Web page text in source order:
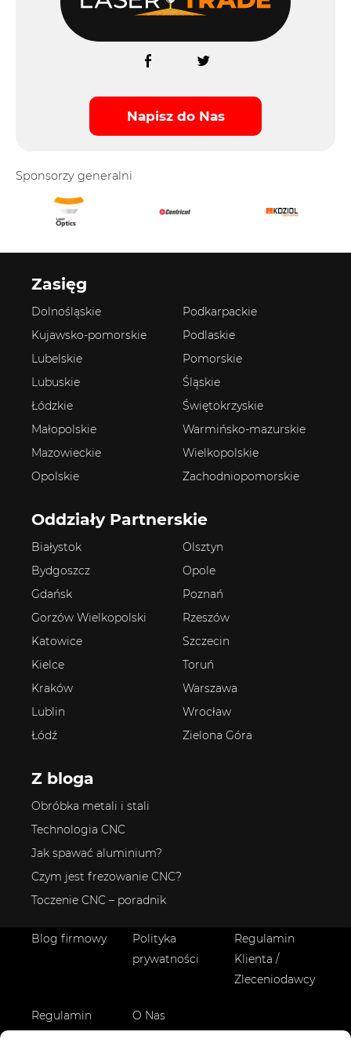
Napisz do Nas
Sponsorzy generalni
Zasięg
Dolnośląskie
Kujawsko-pomorskie
Lubelskie
Lubuskie
Łódzkie
Małopolskie
Mazowieckie
Opolskie
Podkarpackie
Podlaskie
Pomorskie
Śląskie
Świętokrzyskie
Warmińsko-mazurskie
Wielkopolskie
Zachodniopomorskie
Oddziały Partnerskie
Białystok
Bydgoszcz
Gdańsk
Gorzów Wielkopolski
Katowice
Kielce
Kraków
Lublin
Łódź
Olsztyn
Opole
Poznań
Rzeszów
Szczecin
Toruń
Warszawa
Wrocław
Zielona Góra
Z bloga
Obróbka metali i stali
Technologia CNC
Jak spawać aluminium?
Czym jest frezowanie CNC?
Toczenie CNC – poradnik
Blog firmowy
Polityka
prywatności
Regulamin
Klienta /
Zleceniodawcy
Regulamin
O Nas